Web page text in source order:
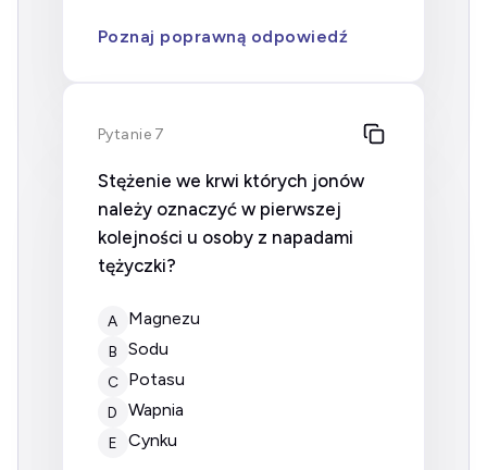
Poznaj poprawną odpowiedź
Pytanie 7
Stężenie we krwi których jonów
należy oznaczyć w pierwszej
kolejności u osoby z napadami
tężyczki?
A magnezu
B sodu
C potasu
D wapnia
E cynku